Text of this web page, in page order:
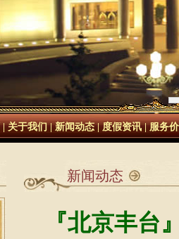
|关于我们|新闻动态|度假资讯|服务
新闻动态
『北京丰台